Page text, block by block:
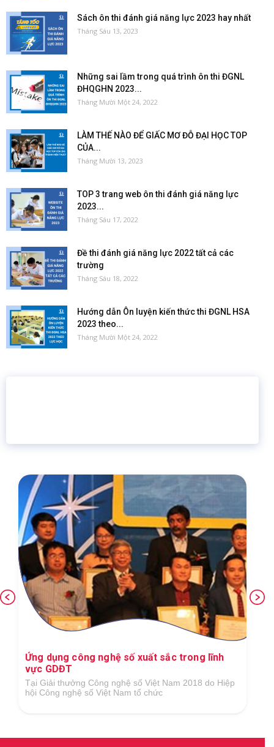
Sách ôn thi đánh giá năng lực 2023 hay nhất
Tháng Sáu 13, 2023
Những sai lầm trong quá trình ôn thi ĐGNL
ĐHQGHN 2023...
Tháng Mười Một 24, 2022
LÀM THẾ NÀO ĐỂ GIẤC MƠ ĐỖ ĐẠI HỌC TOP
CỦA...
Tháng Mười 13, 2023
TOP 3 trang web ôn thi đánh giá năng lực
2023...
Tháng Sáu 17, 2022
Đề thi đánh giá năng lực 2022 tất cả các
trường
Tháng Sáu 18, 2022
Hướng dẫn Ôn luyện kiến thức thi ĐGNL HSA
2023 theo...
Tháng Mười Một 24, 2022
Ứng dụng công nghệ số xuất sắc trong lĩnh
vực GDĐT
Tại Giải thưởng Công nghệ số Việt Nam 2018 do Hiệp
hội Công nghệ số Việt Nam tổ chức